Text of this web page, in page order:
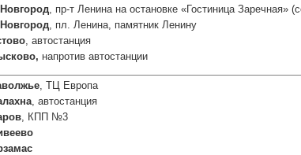
, пр-т Ленина на остановке «Гостиница Заречная»
, пл. Ленина, памятник Ленину
, автостанция
напротив автостанции
, ТЦ Европа
, автостанция
, КПП №3